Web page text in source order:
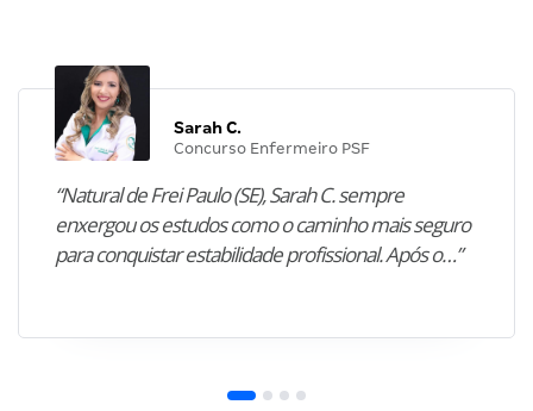
Sarah C.
Concurso Enfermeiro PSF
“Natural de Frei Paulo (SE), Sarah C. sempre
enxergou os estudos como o caminho mais seguro
para conquistar estabilidade profissional. Após o…”